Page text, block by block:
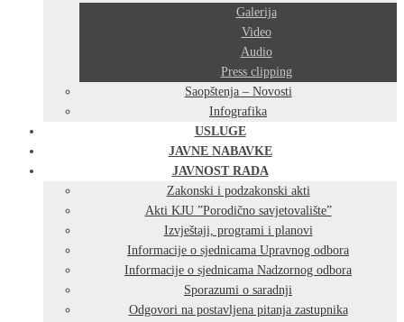
Galerija
Video
Audio
Press clipping
Saopštenja – Novosti
Infografika
USLUGE
JAVNE NABAVKE
JAVNOST RADA
Zakonski i podzakonski akti
Akti KJU ”Porodično savjetovalište”
Izvještaji, programi i planovi
Informacije o sjednicama Upravnog odbora
Informacije o sjednicama Nadzornog odbora
Sporazumi o saradnji
Odgovori na postavljena pitanja zastupnika